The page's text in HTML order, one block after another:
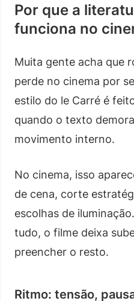
Por que a
funciona no
Muita gente acha que
perde no cinema por
estilo do le Carré é
quando o texto
movimento interno.
No cinema, isso
de cena, corte
escolhas de
tudo, o filme deixa
preencher o resto.
Ritmo: tensão,